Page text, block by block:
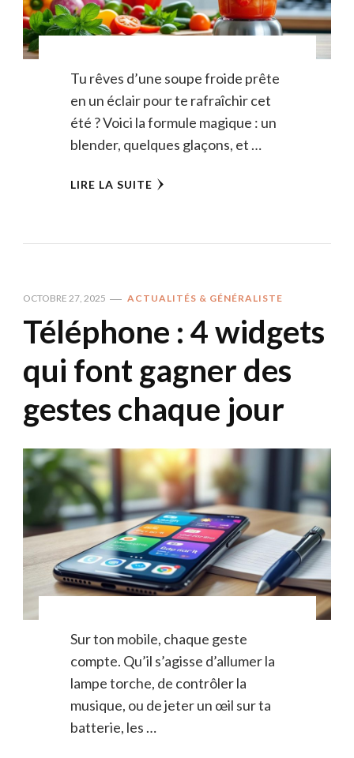
Tu rêves d’une soupe froide prête
en un éclair pour te rafraîchir cet
été ? Voici la formule magique : un
blender, quelques glaçons, et …
LIRE LA SUITE
OCTOBRE 27, 2025 ACTUALITÉS & GÉNÉRALISTE
Téléphone : 4 widgets
qui font gagner des
gestes chaque jour
Sur ton mobile, chaque geste
compte. Qu’il s’agisse d’allumer la
lampe torche, de contrôler la
musique, ou de jeter un œil sur ta
batterie, les …